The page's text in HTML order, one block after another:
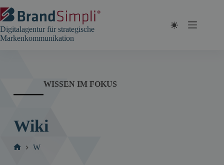
Inhalt
springen
Digitalagentur für strategische
Markenkommunikation
WISSEN IM FOKUS
Wiki
W